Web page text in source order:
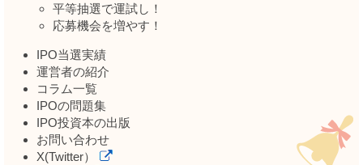
平等抽選で運試し！
応募機会を増やす！
IPO当選実績
運営者の紹介
コラム一覧
IPOの問題集
IPO投資本の出版
お問い合わせ
X(Twitter）